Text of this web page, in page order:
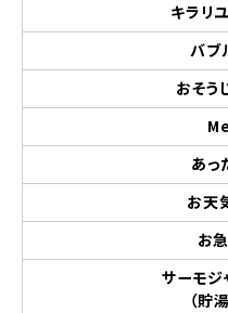
キラリ
バブ
おそう
あっ
お天
お
サーモジ
（貯